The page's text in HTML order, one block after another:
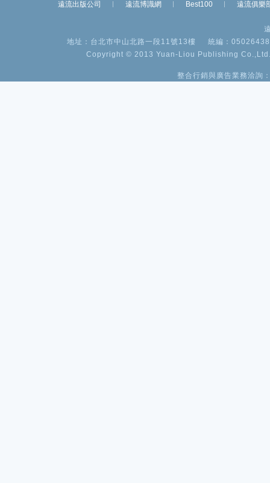
遠流出版公司 遠流博識網 Best100 遠流俱樂
地址：台北市中山北路一段11號13樓
統編：05026438
Copyright © 2013 Yuan-Liou Publishing
整合行銷與廣告業務洽